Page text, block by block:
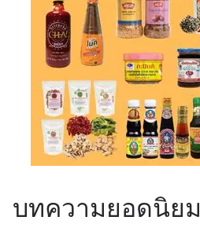
บทความยอดนิยม